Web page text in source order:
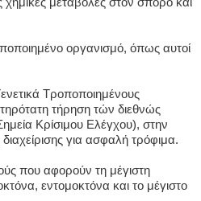
οργανισμό, όπως αυτοί
Τροποποιημένους
τήρηση τών διεθνώς
Κρίσιμου Ελέγχου), στην
για ασφαλή τρόφιμα.
που αφορούν τη μέγιστη
εντομοκτόνα και το μέγιστο